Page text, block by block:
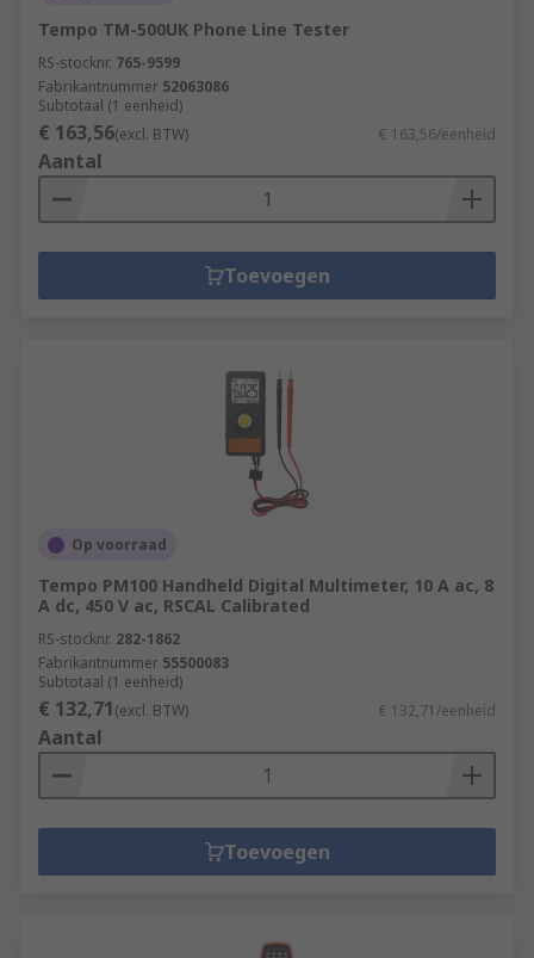
Tempo TM-500UK Phone Line Tester
RS-stocknr. 765-9599
Fabrikantnummer 52063086
Subtotaal (1 eenheid)
€ 163,56(excl. BTW) € 163,56/eenheid
Aantal
Toevoegen
Op voorraad
Tempo PM100 Handheld Digital Multimeter, 10 A ac, 8
A dc, 450 V ac, RSCAL Calibrated
RS-stocknr. 282-1862
Fabrikantnummer 55500083
Subtotaal (1 eenheid)
€ 132,71(excl. BTW) € 132,71/eenheid
Aantal
Toevoegen